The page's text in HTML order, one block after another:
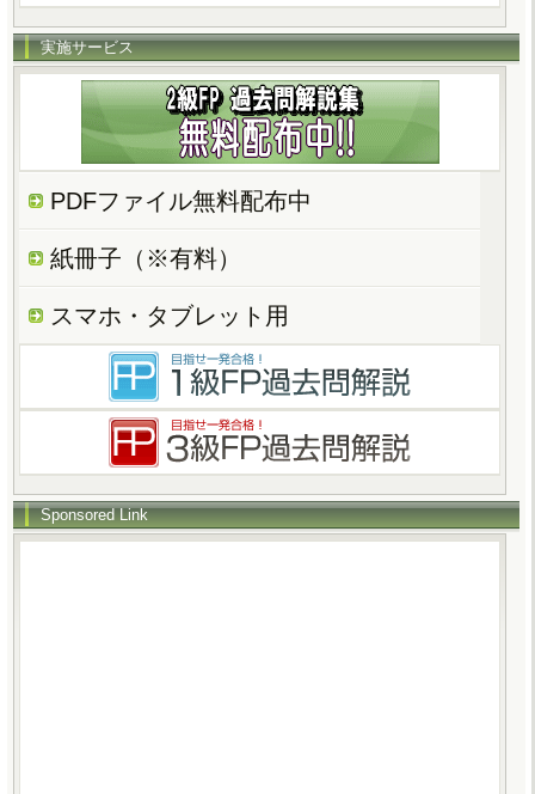
実施サービス
PDFファイル無料配布中
紙冊子（※有料）
スマホ・タブレット用
Sponsored Link